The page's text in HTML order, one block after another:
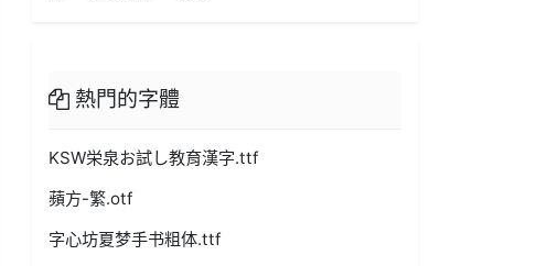
熱門的字體
KSW栄泉お試し教育漢字.ttf
蘋方-繁.otf
字心坊夏梦手书粗体.ttf